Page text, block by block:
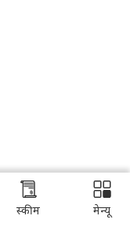
स्कीम मेन्यू